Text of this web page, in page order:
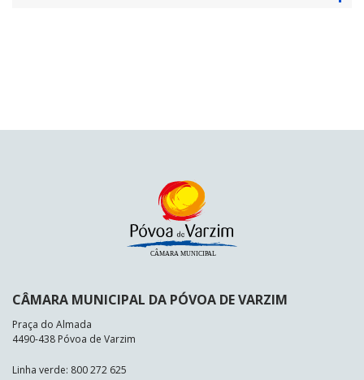
CÂMARA MUNICIPAL DA PÓVOA DE VARZIM
Praça do Almada
4490-438 Póvoa de Varzim
Linha verde: 800 272 625